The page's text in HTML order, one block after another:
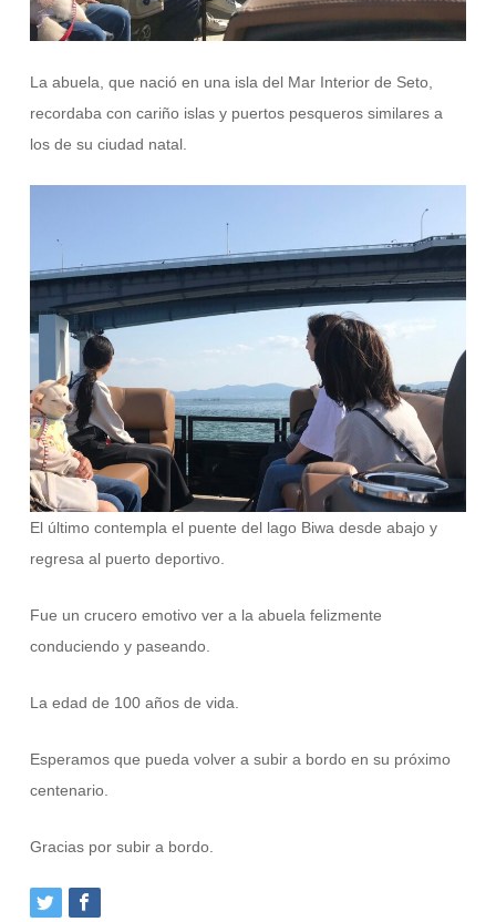
La abuela, que nació en una isla del Mar Interior de Seto,
recordaba con cariño islas y puertos pesqueros similares a
los de su ciudad natal.
El último contempla el puente del lago Biwa desde abajo y
regresa al puerto deportivo.
Fue un crucero emotivo ver a la abuela felizmente
conduciendo y paseando.
La edad de 100 años de vida.
Esperamos que pueda volver a subir a bordo en su próximo
centenario.
Gracias por subir a bordo.